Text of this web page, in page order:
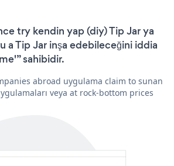
try kendin yap (diy) Tip Jar ya
a Tip Jar inşa edebileceğini iddia
sahibidir.
abroad uygulama claim to sunan
veya at rock-bottom prices